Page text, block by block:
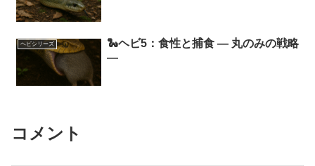
ヘビシリーズ
🐍ヘビ5：食性と捕食 ― 丸のみの戦略
―
コメント